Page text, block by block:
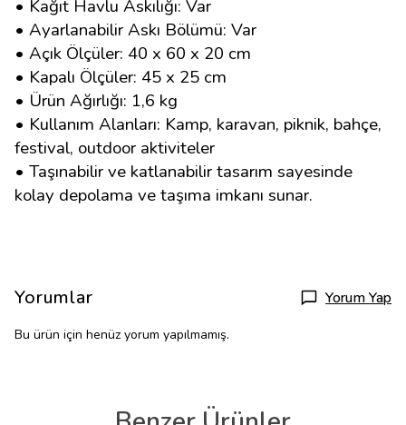
• Kağıt Havlu Askılığı: Var
• Ayarlanabilir Askı Bölümü: Var
• Açık Ölçüler: 40 x 60 x 20 cm
• Kapalı Ölçüler: 45 x 25 cm
• Ürün Ağırlığı: 1,6 kg
• Kullanım Alanları: Kamp, karavan, piknik, bahçe,
festival, outdoor aktiviteler
• Taşınabilir ve katlanabilir tasarım sayesinde
kolay depolama ve taşıma imkanı sunar.
Yorumlar Yorum Yap
Bu ürün için henüz yorum yapılmamış.